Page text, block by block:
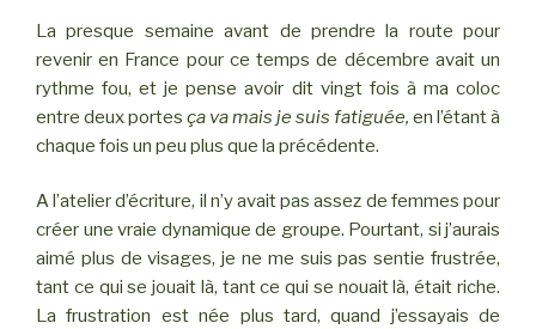
La presque semaine avant de prendre la route pour
revenir en France pour ce temps de décembre avait un
rythme fou, et je pense avoir dit vingt fois à ma coloc
entre deux portes ça va mais je suis fatiguée, en l’étant à
chaque fois un peu plus que la précédente.
A l’atelier d’écriture, il n’y avait pas assez de femmes pour
créer une vraie dynamique de groupe. Pourtant, si j’aurais
aimé plus de visages, je ne me suis pas sentie frustrée,
tant ce qui se jouait là, tant ce qui se nouait là, était riche.
La frustration est née plus tard, quand j’essayais de